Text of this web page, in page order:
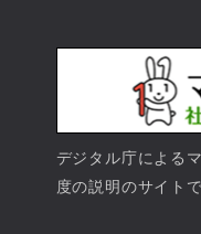
デジタル庁による
度の説明のサイトで